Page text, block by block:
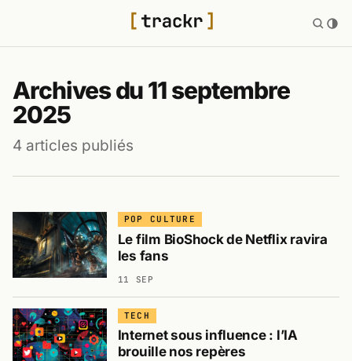
Archives du 11 septembre
2025
4 articles publiés
POP CULTURE
Le film BioShock de Netflix ravira
les fans
11 SEP
TECH
Internet sous influence : l’IA
brouille nos repères